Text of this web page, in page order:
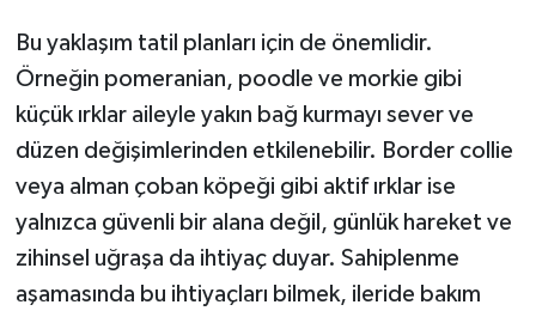
Bu yaklaşım tatil planları için de önemlidir.
Örneğin pomeranian, poodle ve morkie gibi
küçük ırklar aileyle yakın bağ kurmayı sever ve
düzen değişimlerinden etkilenebilir. Border collie
veya alman çoban köpeği gibi aktif ırklar ise
yalnızca güvenli bir alana değil, günlük hareket ve
zihinsel uğraşa da ihtiyaç duyar. Sahiplenme
aşamasında bu ihtiyaçları bilmek, ileride bakım